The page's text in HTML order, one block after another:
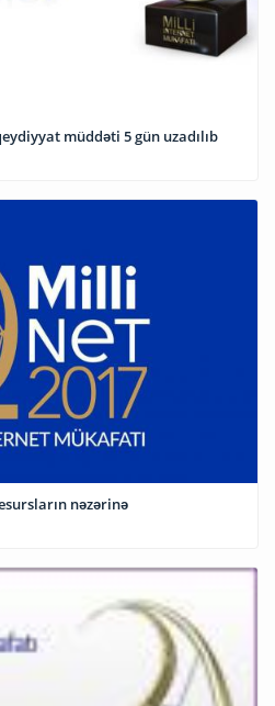
müddəti 5 gün uzadılıb
nəzərinə